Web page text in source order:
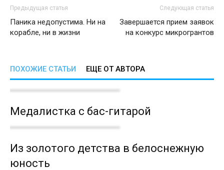
Предыдущая статья
Паника недопустима. Ни на
корабле, ни в жизни
Следующая статья
Завершается прием заявок
на конкурс микрогрантов
ПОХОЖИЕ СТАТЬИ ЕЩЕ ОТ АВТОРА
Медалистка с бас-гитарой
Из золотого детства в белоснежную
юность